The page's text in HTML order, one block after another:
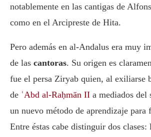
notablemente en las cantigas de
como en el Arcipreste de Hita.
Pero además en al-Andalus era muy
de las cantoras. Su origen es
fue el persa Ziryab quien, al exiliarse
de ʿAbd al-Raḥmān II a mediados del
un nuevo método de aprendizaje para
Entre éstas cabe distinguir dos